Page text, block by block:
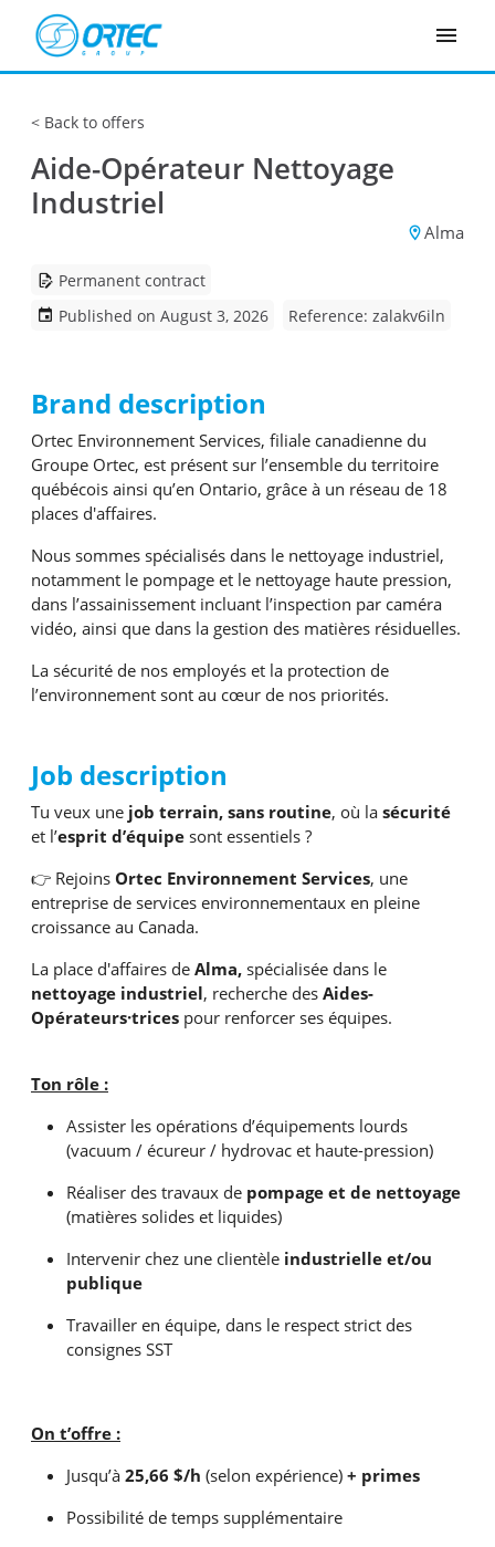
Back to offers
Aide-Opérateur Nettoyage
Industriel
Alma
Permanent contract
Published on August 3, 2026
Reference: zalakv6iln
Brand description
Ortec Environnement Services, filiale canadienne du
Groupe Ortec, est présent sur l’ensemble du territoire
québécois ainsi qu’en Ontario, grâce à un réseau de 18
places d'affaires.
Nous sommes spécialisés dans le nettoyage industriel,
notamment le pompage et le nettoyage haute pression,
dans l’assainissement incluant l’inspection par caméra
vidéo, ainsi que dans la gestion des matières résiduelles.
La sécurité de nos employés et la protection de
l’environnement sont au cœur de nos priorités.
Job description
Tu veux une job terrain, sans routine, où la sécurité
et l’esprit d’équipe sont essentiels ?
👉 Rejoins Ortec Environnement Services, une
entreprise de services environnementaux en pleine
croissance au Canada.
La place d'affaires de Alma, spécialisée dans le
nettoyage industriel, recherche des Aides-
Opérateurs·trices pour renforcer ses équipes.
Ton rôle :
Assister les opérations d’équipements lourds
(vacuum / écureur / hydrovac et haute-pression)
Réaliser des travaux de pompage et de nettoyage
(matières solides et liquides)
Intervenir chez une clientèle industrielle et/ou
publique
Travailler en équipe, dans le respect strict des
consignes SST
On t’offre :
Jusqu’à 25,66 $/h (selon expérience) + primes
Possibilité de temps supplémentaire
Cookies management panel